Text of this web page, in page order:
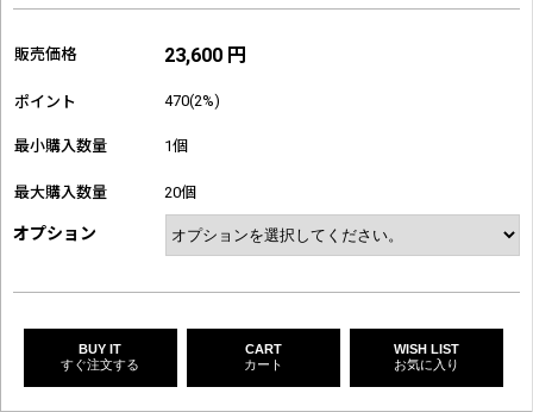
販売価格 23,600 円
ポイント 470(2%)
最小購入数量 1個
最大購入数量 20個
オプション
BUY IT
すぐ注文する
CART
カート
WISH LIST
お気に入り